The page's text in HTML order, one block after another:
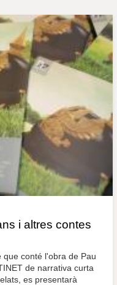
u
l
c
i altres contes
que conté l'obra de Pau
de narrativa curta
es presentarà